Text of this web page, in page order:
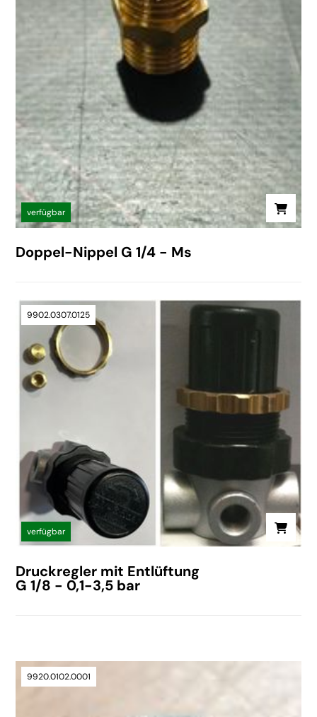
verfügbar
Doppel-Nippel G 1/4 - Ms
9902.0307.0125
verfügbar
Druckregler mit Entlüftung
G 1/8 - 0,1-3,5 bar
9920.0102.0001